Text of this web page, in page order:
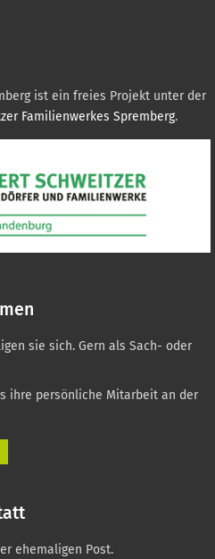
ist ein freies Projekt unter der
Familienwerkes Spremberg.
sie sich. Gern als Sach- oder
ihre persönliche Mitarbeit an der
ehemaligen Post.